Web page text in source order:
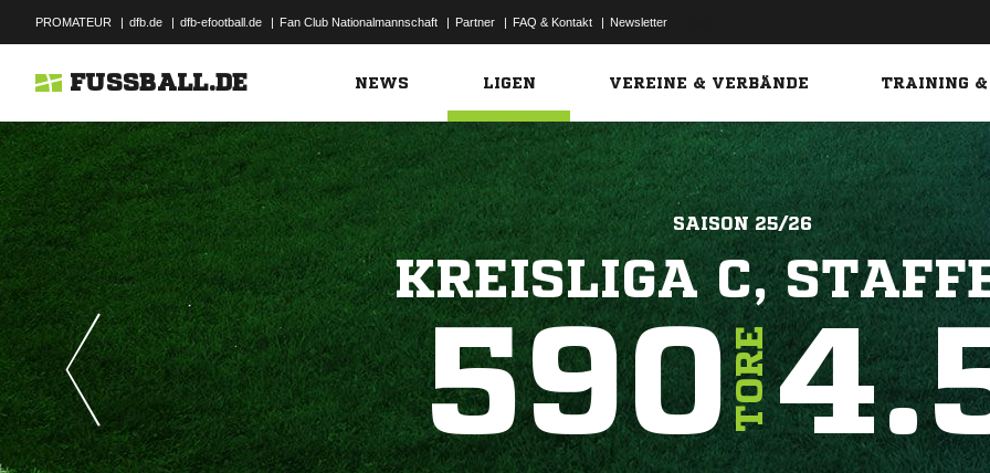
PROMATEUR | dfb.de | dfb-efootball.de | Fan Club Nationalmannschaft | Partner | FAQ & Kontakt | Newsletter
FUSSBALL.DE NEWS LIGEN VEREINE & VERBÄNDE TRAINING &
SAISON 25/26
KREISLIGA C,
590TORE